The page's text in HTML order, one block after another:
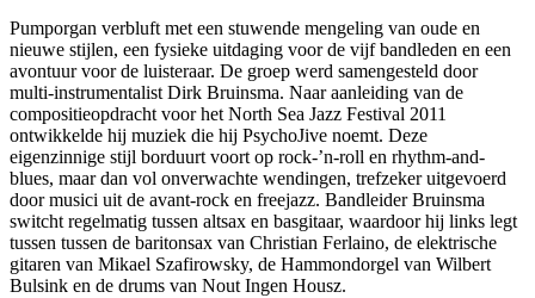
Pumporgan verbluft met een stuwende mengeling van oude en
nieuwe stijlen, een fysieke uitdaging voor de vijf bandleden en een
avontuur voor de luisteraar. De groep werd samengesteld door
multi-instrumentalist Dirk Bruinsma. Naar aanleiding van de
compositieopdracht voor het North Sea Jazz Festival 2011
ontwikkelde hij muziek die hij PsychoJive noemt. Deze
eigenzinnige stijl borduurt voort op rock-’n-roll en rhythm-and-
blues, maar dan vol onverwachte wendingen, trefzeker uitgevoerd
door musici uit de avant-rock en freejazz. Bandleider Bruinsma
switcht regelmatig tussen altsax en basgitaar, waardoor hij links legt
tussen tussen de baritonsax van Christian Ferlaino, de elektrische
gitaren van Mikael Szafirowsky, de Hammondorgel van Wilbert
Bulsink en de drums van Nout Ingen Housz.